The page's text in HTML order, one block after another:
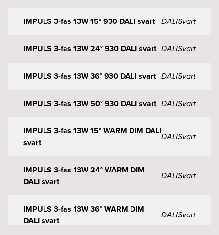
IMPULS 3-fas 13W 15° 930 DALI svart DALISvart
IMPULS 3-fas 13W 24° 930 DALI svart DALISvart
IMPULS 3-fas 13W 36° 930 DALI svart DALISvart
IMPULS 3-fas 13W 50° 930 DALI svart DALISvart
IMPULS 3-fas 13W 15° WARM DIM DALI
svart
DALISvart
IMPULS 3-fas 13W 24° WARM DIM
DALI svart
DALISvart
IMPULS 3-fas 13W 36° WARM DIM
DALI svart
DALISvart